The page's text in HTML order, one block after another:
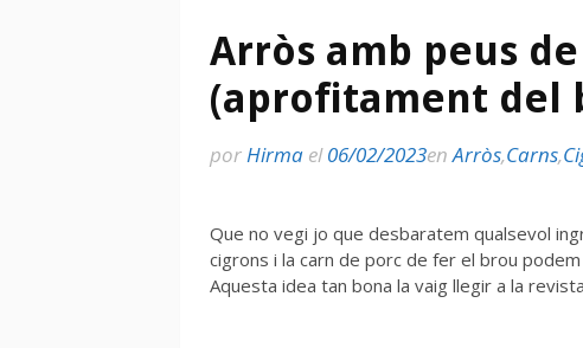
Arròs amb peus
(aprofitament del
porHirma el06/02/2023enArròs,Carns,
Que no vegi jo que desbaratem qualsevol
cigrons i la carn de porc de fer el brou
Aquesta idea tan bona la vaig llegir a la revista